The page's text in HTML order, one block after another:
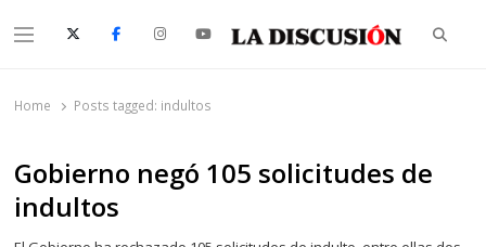
Menu
Home Posts tagged: indultos
Gobierno negó 105 solicitudes de
indultos